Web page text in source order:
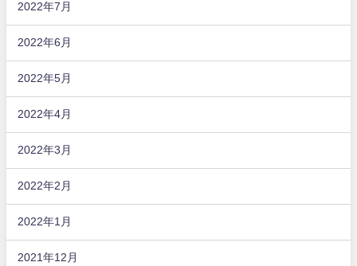
2022年7月
2022年6月
2022年5月
2022年4月
2022年3月
2022年2月
2022年1月
2021年12月